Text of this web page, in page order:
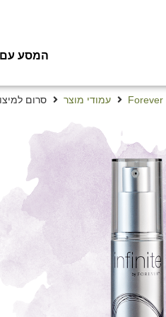
המסע עם FOREVER
עמודי מוצר סרום